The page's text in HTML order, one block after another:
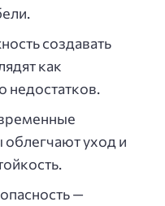
создавать
как
недостатков.
уход и
—